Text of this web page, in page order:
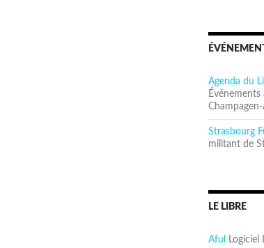
Agenda du
Strasbourg
militant de
LE LIBRE
Aful